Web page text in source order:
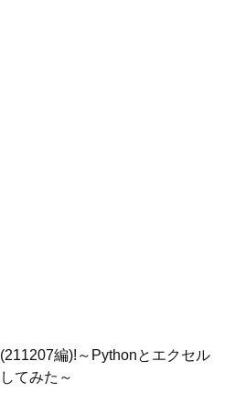
編)!～Pythonとエクセル
てみた～